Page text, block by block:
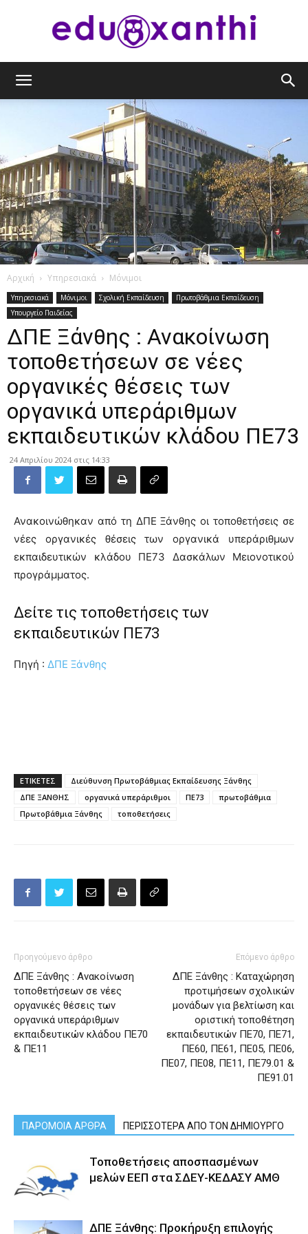
Αρχική Υπηρεσιακά Μόνιμοι
Υπηρεσιακά Μόνιμοι Σχολική Εκπαίδευση
Πρωτοβάθμια Εκπαίδευση
Υπουργείο Παιδείας
ΔΠΕ Ξάνθης : Ανακοίνωση
τοποθετήσεων σε νέες
οργανικές θέσεις των
οργανικά υπεράριθμων
εκπαιδευτικών κλάδου ΠΕ73
24 Απριλίου 2024 στις 14:33
Ανακοινώθηκαν από τη ΔΠΕ Ξάνθης οι τοποθετήσεις σε
νέες οργανικές θέσεις των οργανικά υπεράριθμων
εκπαιδευτικών κλάδου ΠΕ73 Δασκάλων Μειονοτικού
προγράμματος.
Δείτε τις τοποθετήσεις των
εκπαιδευτικών ΠΕ73
Πηγή : ΔΠΕ Ξάνθης
ΕΤΙΚΕΤΕΣ
Διεύθυνση Πρωτοβάθμιας Εκπαίδευσης Ξάνθης
ΔΠΕ ΞΑΝΘΗΣ
οργανικά υπεράριθμοι ΠΕ73
πρωτοβάθμια
Πρωτοβάθμια Ξάνθης
τοποθετήσεις
Προηγούμενο άρθρο
ΔΠΕ Ξάνθης : Ανακοίνωση
τοποθετήσεων σε νέες
οργανικές θέσεις των
οργανικά υπεράριθμων
εκπαιδευτικών κλάδου ΠΕ70
& ΠΕ11
Επόμενο άρθρο
ΔΠΕ Ξάνθης : Καταχώρηση
προτιμήσεων σχολικών
μονάδων για βελτίωση και
οριστική τοποθέτηση
εκπαιδευτικών ΠΕ70, ΠΕ71,
ΠΕ60, ΠΕ61, ΠΕ05, ΠΕ06,
ΠΕ07, ΠΕ08, ΠΕ11, ΠΕ79.01 &
ΠΕ91.01
ΠΑΡΟΜΟΙΑ ΑΡΘΡΑ ΠΕΡΙΣΣΟΤΕΡΑ ΑΠΟ ΤΟΝ ΔΗΜΙΟΥΡΓΟ
Τοποθετήσεις αποσπασμένων
μελών ΕΕΠ στα ΣΔΕΥ-ΚΕΔΑΣΥ ΑΜΘ
ΔΠΕ Ξάνθης: Προκήρυξη επιλογής